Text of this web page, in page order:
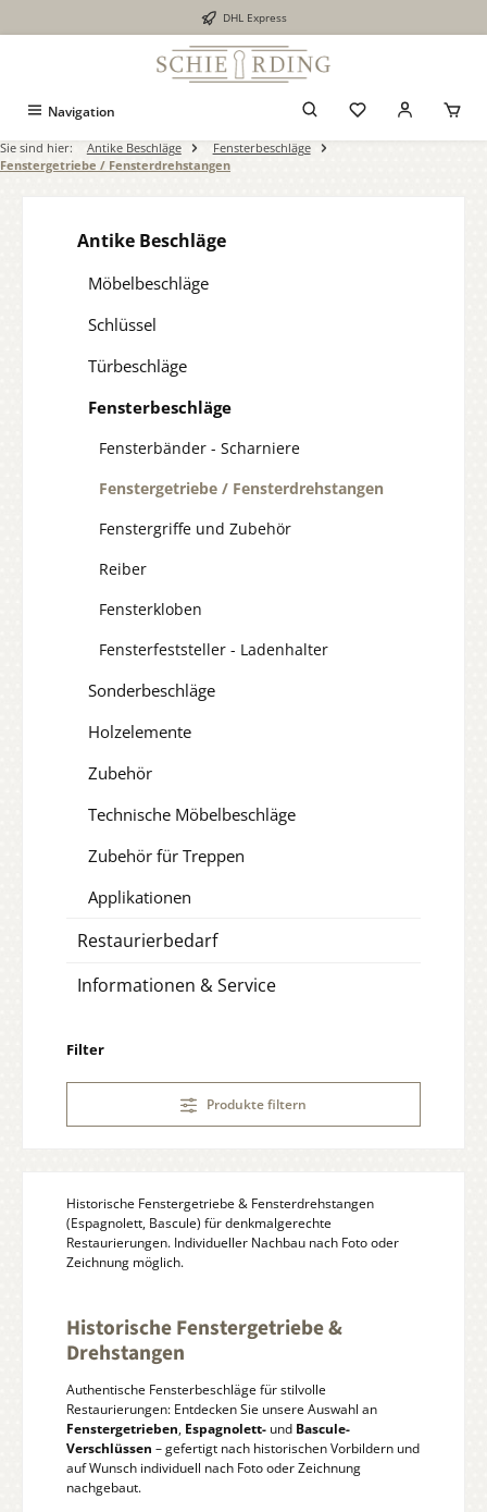
DHL Express
Navigation
Sie sind hier: Antike Beschläge
Fensterbeschläge
Fenstergetriebe / Fensterdrehstangen
Antike Beschläge
Möbelbeschläge
Schlüssel
Türbeschläge
Fensterbeschläge
Fensterbänder - Scharniere
Fenstergetriebe / Fensterdrehstangen
Fenstergriffe und Zubehör
Reiber
Fensterkloben
Fensterfeststeller - Ladenhalter
Sonderbeschläge
Holzelemente
Zubehör
Technische Möbelbeschläge
Zubehör für Treppen
Applikationen
Restaurierbedarf
Informationen & Service
Filter
Produkte filtern
Historische Fenstergetriebe & Fensterdrehstangen
(Espagnolett, Bascule) für denkmalgerechte
Restaurierungen. Individueller Nachbau nach Foto oder
Zeichnung möglich.
Historische Fenstergetriebe &
Drehstangen
Authentische Fensterbeschläge für stilvolle
Restaurierungen: Entdecken Sie unsere Auswahl an
Fenstergetrieben, Espagnolett- und Bascule-
Verschlüssen – gefertigt nach historischen Vorbildern und
auf Wunsch individuell nach Foto oder Zeichnung
nachgebaut.